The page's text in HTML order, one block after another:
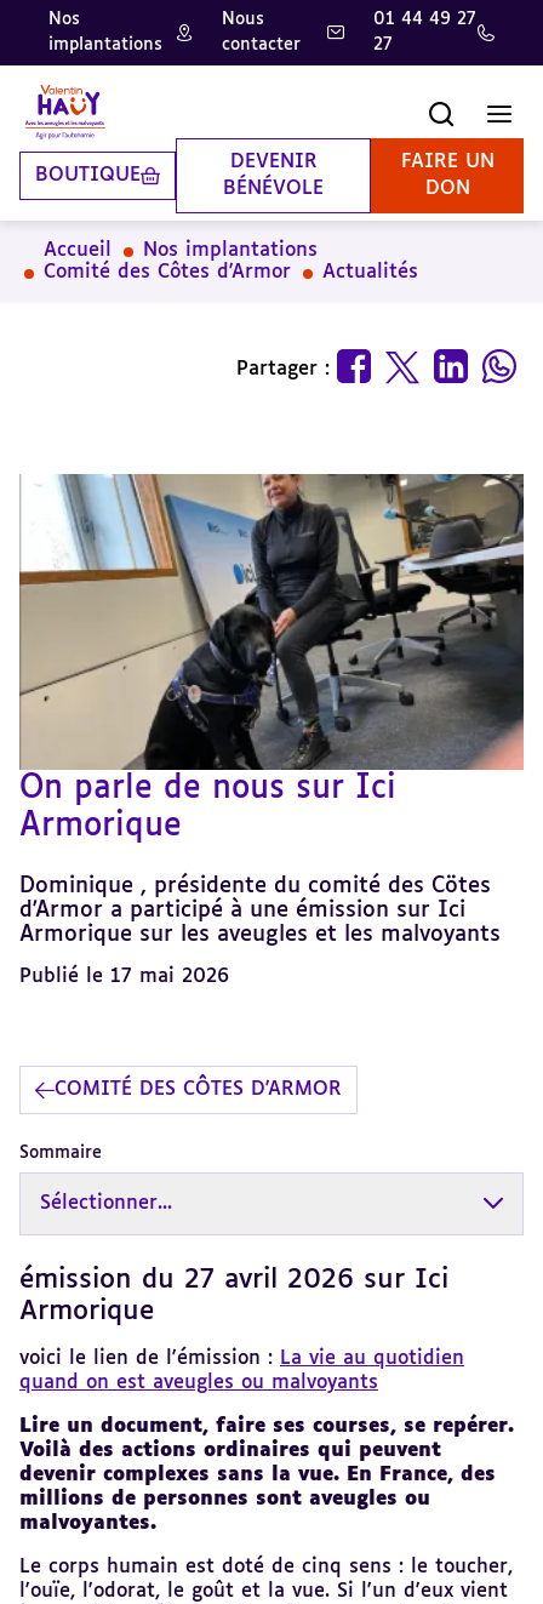
Aller
contenu
principal
Aller
pied
de
page
Aller
la
recherche
Nos
implantations
Nous
contacter
01 44 49 27
27
BOUTIQUE
DEVENIR
BÉNÉVOLE
FAIRE UN
DON
Accueil
Nos implantations
Comité des Côtes d'Armor
Actualités
Partager :
On parle de nous sur Ici
Armorique
Dominique , présidente du comité des Cötes
d'Armor a participé à une émission sur Ici
Armorique sur les aveugles et les malvoyants
Publié le 17 mai 2026
COMITÉ DES CÔTES D'ARMOR
Sommaire
Sélectionner...
émission du 27 avril 2026 sur Ici
Armorique
voici le lien de l'émission : La vie au quotidien
quand on est aveugles ou malvoyants
Lire un document, faire ses courses, se repérer.
Voilà des actions ordinaires qui peuvent
devenir complexes sans la vue. En France, des
millions de personnes sont aveugles ou
malvoyantes.
Le corps humain est doté de cinq sens : le toucher,
l'ouïe, l'odorat, le goût et la vue. Si l'un d'eux vient
Revenir
au
sommaire